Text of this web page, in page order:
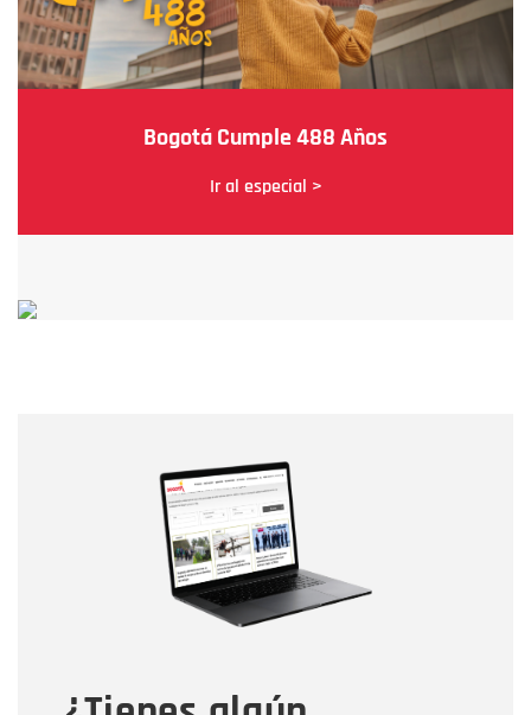
Bogotá Cumple 488 Años
Ir al especial >
Correo electrónico
Tipo de comentario
Mensaje